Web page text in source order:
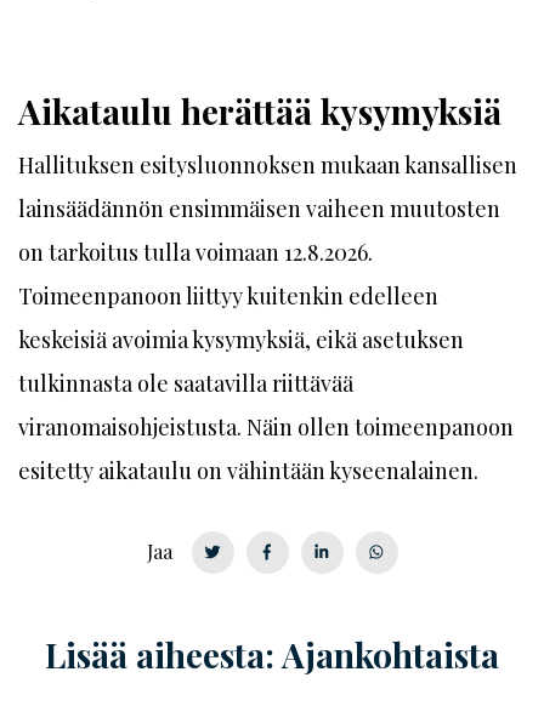
Aikataulu herättää kysymyksiä
Hallituksen esitysluonnoksen mukaan kansallisen
lainsäädännön ensimmäisen vaiheen muutosten
on tarkoitus tulla voimaan 12.8.2026.
Toimeenpanoon liittyy kuitenkin edelleen
keskeisiä avoimia kysymyksiä, eikä asetuksen
tulkinnasta ole saatavilla riittävää
viranomaisohjeistusta. Näin ollen toimeenpanoon
esitetty aikataulu on vähintään kyseenalainen.
Jaa
Lisää aiheesta: Ajankohtaista